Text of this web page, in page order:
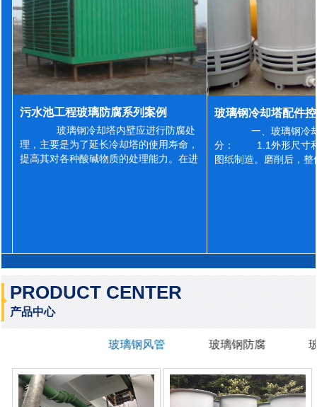
污水池工程玻璃防腐系列案例
玻璃钢冷却塔内壁应进行防腐处
理，主要是为了延长冷却塔的使用寿命，
提高其对各种酸碱物质的处理能力。在进
一、玻璃钢冷
分： 1.1外形尺寸和
图纸制造。磨削后，
PRODUCT CENTER
产品中心
玻璃钢风管 玻璃钢防腐